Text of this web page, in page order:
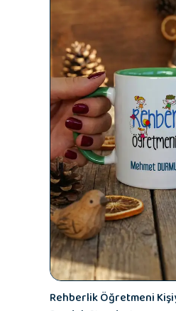
Rehberlik Öğretmeni